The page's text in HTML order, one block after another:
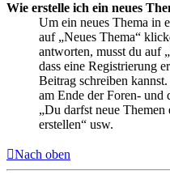
Wie erstelle ich ein neues
Um ein neues Thema in
auf „Neues Thema“
antworten, musst du auf
dass eine Registrierung
Beitrag schreiben
am Ende der Foren- und
„Du darfst neue
erstellen“ usw.
Nach oben